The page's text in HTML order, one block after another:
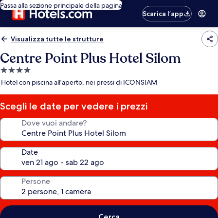
Passa alla sezione principale della pagina
Scarica l’app
Visualizza tutte le strutture
Centre Point Plus Hotel Silom
Struttura
a
stelle
Hotel con piscina all'aperto, nei pressi di ICONSIAM
Scegli le date per vedere i prezzi
Dove vuoi andare?
Date
Persone